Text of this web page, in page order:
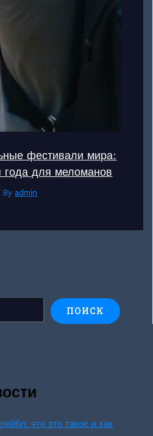
фестивали мира:
года для меломанов
By admin
ПОИСК
что это такое и как